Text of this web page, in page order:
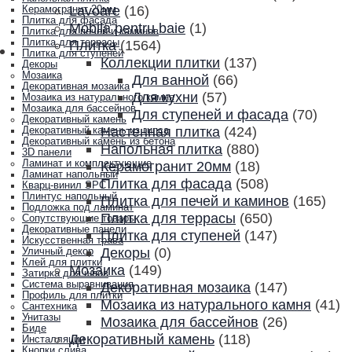
Керамогранит 20мм
Плитка для фасада
Плитка для печей и каминов
Плитка для террасы
Плитка для ступеней
Декоры
Мозаика
Декоративная мозаика
Мозаика из натурального камня
Мозаика для бассейнов
Декоративный камень
Декоративный камень из гипса
Декоративный камень из бетона
3D панели
Ламинат и комплектующие
Ламинат напольный
Кварц-винил SPC
Плинтус напольный
Подложка под ламинат
Сопутствующие товары
Декоративные панели
Искусственная трава
Уличный декор
Клей для плитки
Затирка для швов
Система выравнивания
Профиль для плитки
Сантехника
Унитазы
Биде
Инсталляции
Lavoare (16)
Mobila pentru baie (1)
Плитка (1564)
Коллекции плитки (137)
Для ванной (66)
Для кухни (57)
Для ступеней и фасада (70)
Настенная плитка (424)
Напольная плитка (880)
Керамогранит 20мм (18)
Плитка для фасада (508)
Плитка для печей и каминов (165)
Плитка для террасы (650)
Плитка для ступеней (147)
Декоры (0)
Мозаика (149)
Декоративная мозаика (147)
Мозаика из натурального камня (41)
Мозаика для бассейнов (26)
Декоративный камень (118)